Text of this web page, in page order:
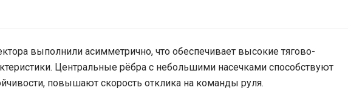
выполнили асимметрично, что обеспечивает высокие тягово-
Центральные рёбра с небольшими насечками способствуют
повышают скорость отклика на команды руля.